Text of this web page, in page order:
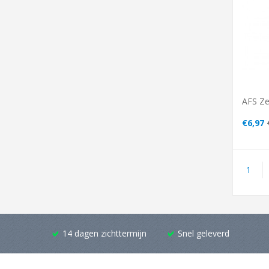
AFS
€6,97
1
14 dagen zichttermijn Snel geleverd